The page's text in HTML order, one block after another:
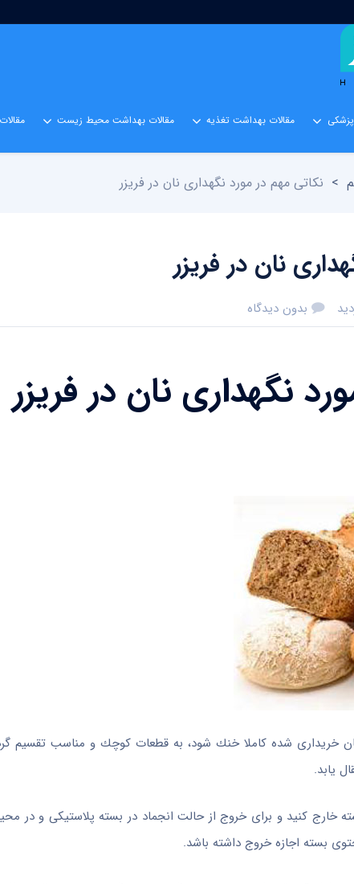
مقالات بهداشت تغذیه مقالات بهداشت محیط زیست
> نکاتی مهم در مورد نگهداری نان در فریزر
نان در فریزر
بدون دیدگاه
نگهداری نان در فریزر
نان خریداری شده كاملا خنك شود، به قطعات كوچك و مناسب تقسیم
یابد.
خارج كنید و برای خروج از حالت انجماد در بسته پلاستیكی و در
بسته اجازه خروج داشته باشد.